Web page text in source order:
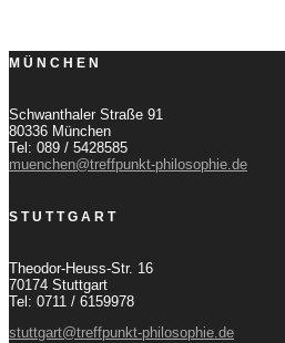
MÜNCHEN
Schwanthaler Straße 91
80336 München
Tel: 089 / 5428585
muenchen@treffpunkt-philosophie.de
STUTTGART
Theodor-Heuss-Str. 16
70174 Stuttgart
Tel: 0711 / 6159978
stuttgart@treffpunkt-philosophie.de